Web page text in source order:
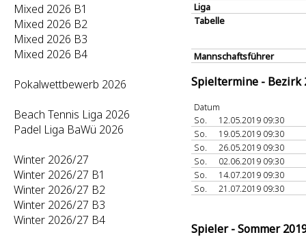
Mixed 2026 B1
Mixed 2026 B2
Mixed 2026 B3
Mixed 2026 B4
Pokalwettbewerb 2026
Beach Tennis Liga 2026
Padel Liga BaWü 2026
Winter 2026/27
Winter 2026/27 B1
Winter 2026/27 B2
Winter 2026/27 B3
Winter 2026/27 B4
Liga
Tabelle
Mannschaftsführer
Spieltermine - Bezirk
Datum
So.
12.05.2019 09:30
So.
19.05.2019 09:30
So.
26.05.2019 09:30
So.
02.06.2019 09:30
So.
14.07.2019 09:30
So.
21.07.2019 09:30
Spieler - Sommer